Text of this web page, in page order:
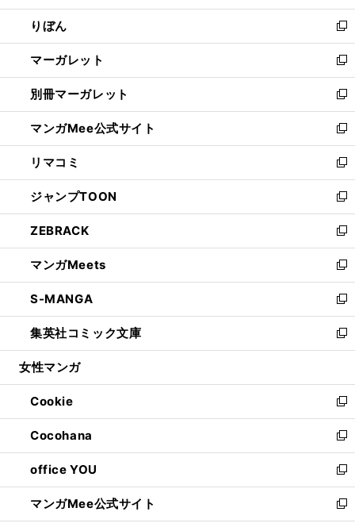
開
く
ウ
で
開
く
ン
ド
ウ
で
開
く
ウ
ィ
ン
ド
ウ
で
開
く
りぼん
新
し
い
ウ
ィ
ン
ド
ウ
で
開
く
マーガレット
新
し
い
ウ
ィ
ン
ド
ウ
で
開
く
別冊マーガレット
新
し
い
ウ
ィ
ン
ド
ウ
で
開
く
マンガMee公式サイト
新
し
い
ウ
ィ
ン
ド
ウ
で
開
く
リマコミ
新
し
い
ウ
ィ
ン
ド
ウ
で
開
く
ジャンプTOON
新
し
い
ウ
ィ
ン
ド
ウ
で
開
ZEBRACK
新
し
い
ウ
ィ
ン
ド
ウ
開
く
マンガMeets
新
し
い
ウ
ィ
ン
ウ
で
開
く
S-MANGA
新
し
い
ウ
ン
ド
ウ
で
開
く
集英社コミック文庫
新
し
ウ
ィ
ン
ド
ウ
で
開
く
女性マンガ
Cookie
新
し
い
ウ
ィ
ン
ド
ウ
Cocohana
新
し
い
ウ
ィ
ン
office YOU
新
し
い
ウ
マンガMee公式サイト
新
し